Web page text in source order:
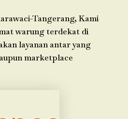
Tangerang, Kami
warung terdekat di
layanan antar yang
marketplace